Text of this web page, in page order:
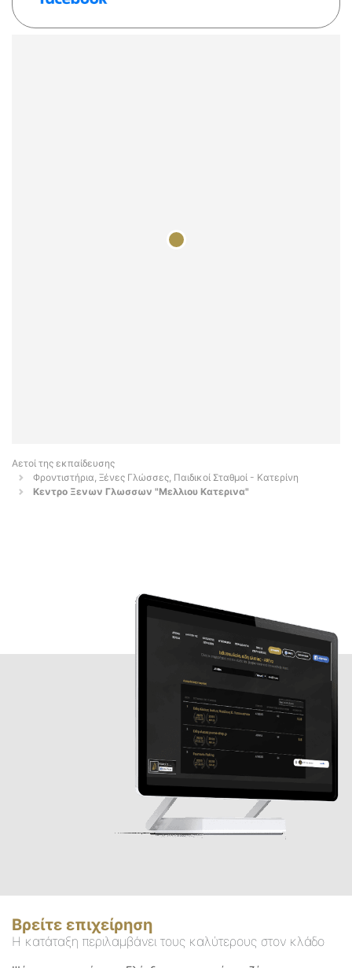
Αετοί της εκπαίδευσης
Φροντιστήρια, Ξένες Γλώσσες, Παιδικοί Σταθμοί - Κατερίνη
Κεντρο Ξενων Γλωσσων "Μελλιου Κατερινα"
Βρείτε επιχείρηση
Η κατάταξη περιλαμβάνει τους καλύτερους στον κλάδο